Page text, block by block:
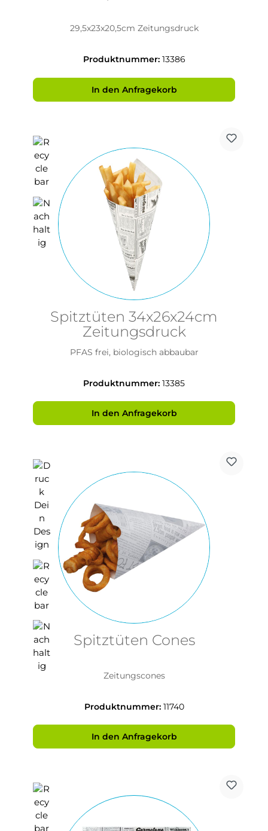
29,5x23x20,5cm Zeitungsdruck
Produktnummer: 13386
In den Anfragekorb
Spitztüten 34x26x24cm
Zeitungsdruck
PFAS frei, biologisch abbaubar
Produktnummer: 13385
In den Anfragekorb
Spitztüten Cones
Zeitungscones
Produktnummer: 11740
In den Anfragekorb